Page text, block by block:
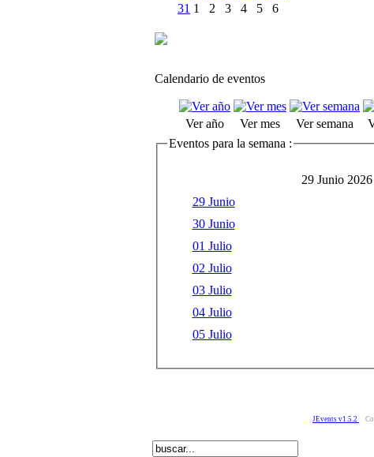
31 1 2 3 4 5 6
Calendario de eventos
Ver año Ver mes Ver semana
Eventos para la semana :
29 Junio
29 Junio
30 Junio
01 Julio
02 Julio
03 Julio
04 Julio
05 Julio
JEvents v1.5.2